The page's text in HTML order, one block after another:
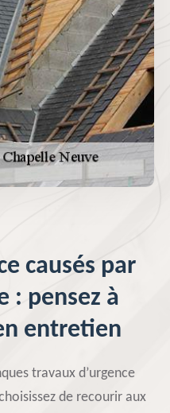
causés par
: pensez à
entretien
travaux d’urgence
de recourir aux